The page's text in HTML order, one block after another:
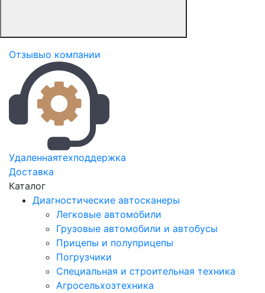
Отзывыо компании
Удаленнаятехподдержка
Доставка
Каталог
Диагностические автосканеры
Легковые автомобили
Грузовые автомобили и автобусы
Прицепы и полуприцепы
Погрузчики
Специальная и строительная техника
Агросельхозтехника